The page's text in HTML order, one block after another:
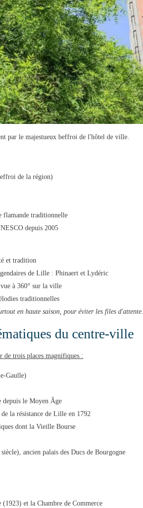
par le majestueux beffroi de l'hôtel de ville.
de la région)
flamande traditionnelle
depuis 2005
et tradition
de Lille : Phinaert et Lydéric
à 360° sur la ville
traditionnelles
en haute saison, pour éviter les files d'attente.
du centre-ville
trois places magnifiques :
Gaulle)
le Moyen Âge
la résistance de Lille en 1792
dont la Vieille Bourse
ancien palais des Ducs de Bourgogne
et la Chambre de Commerce